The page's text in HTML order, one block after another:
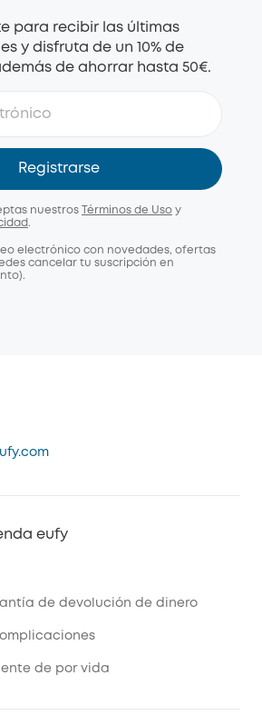
para recibir las últimas
y disfruta de un 10% de
de ahorrar hasta 50€.
Registrarse
nuestros Términos de Uso y
.
electrónico con novedades, ofertas
cancelar tu suscripción en
eufy
de devolución de dinero
de por vida